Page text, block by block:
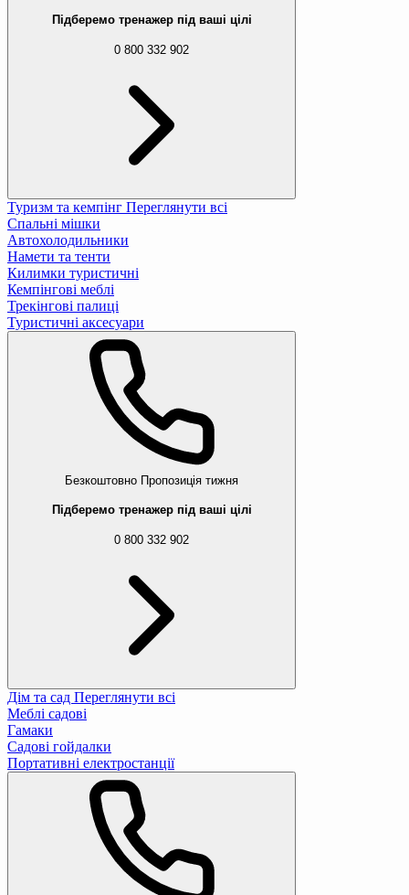
Підберемо тренажер під ваші цілі
0 800 332 902
Туризм та кемпінг Переглянути всі
Спальні мішки
Автохолодильники
Намети та тенти
Килимки туристичні
Кемпінгові меблі
Трекінгові палиці
Туристичні аксесуари
Безкоштовно Пропозиція тижня
Підберемо тренажер під ваші цілі
0 800 332 902
Дім та сад Переглянути всі
Меблі садові
Гамаки
Садові гойдалки
Портативні електростанції